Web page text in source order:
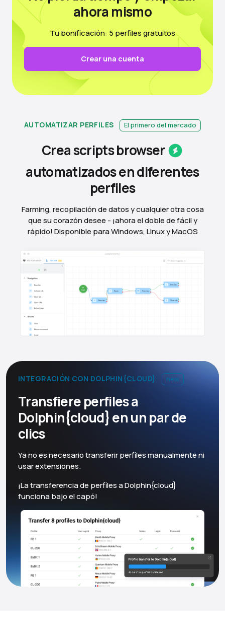
ahora mismo
Tu bonificación: 5 perfiles gratuitos
Crear una cuenta
AUTOMATIZAR PERFILES El primero del mercado
Crea scriptsbrowser
automatizados en diferentes
perfiles
Farming, recopilación de datos y cualquier otra cosa
que su corazón desee - ¡ahora el doble de fácil y
rápido! Disponible para Windows, Linux y MacOS
INTEGRACIÓN CON DOLPHIN{CLOUD} new
Transfiere perfiles a
Dolphin{cloud} en un par de
clics
Ya no es necesario transferir perfiles manualmente ni
usar extensiones.
¡La transferencia de perfiles a Dolphin{cloud}
funciona bajo el capó!